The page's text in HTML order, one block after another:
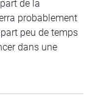
de la
probablement
peu de temps
dans une